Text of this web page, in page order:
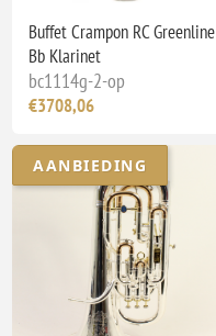
Buffet Crampon RC Greenline
Bb Klarinet
bc1114g-2-op
€3708,06
AANBIEDING